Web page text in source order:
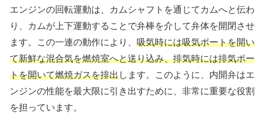
エンジンの回転運動は、カムシャフトを通じてカムへと伝わ
り、カムが上下運動することで弁棒を介して弁体を開閉させ
ます。この一連の動作により、 吸気時には吸気ポートを開い
て新鮮な混合気を燃焼室へと送り込み、排気時には排気ポー
トを開いて燃焼ガスを排出します。このように、内開弁はエ
ンジンの性能を最大限に引き出すために、非常に重要な役割
を担っています。